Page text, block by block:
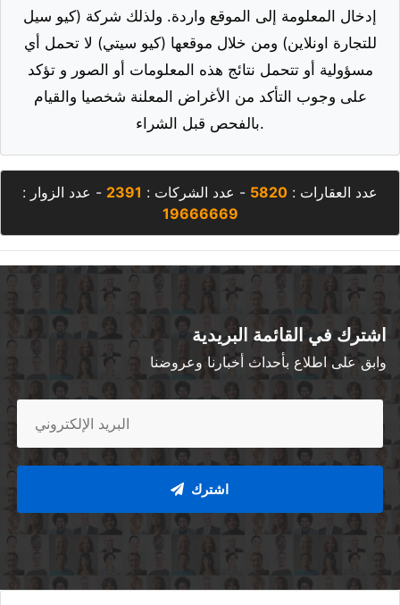
إدخال المعلومة إلى الموقع واردة. ولذلك شركة (كيو سيل
للتجارة اونلاين) ومن خلال موقعها (كيو سيتي) لا تحمل أي
مسؤولية أو تتحمل نتائج هذه المعلومات أو الصور و تؤكد
على وجوب التأكد من الأغراض المعلنة شخصيا والقيام
بالفحص قبل الشراء.
عدد العقارات : 5820 - عدد الشركات : 2391 - عدد الزوار :
19666669
اشترك في القائمة البريدية
وابق على اطلاع بأحداث أخبارنا وعروضنا
اشترك